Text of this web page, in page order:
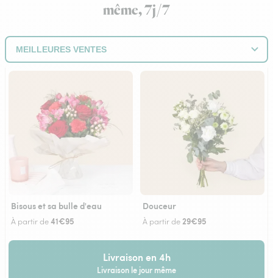
même, 7j/7
Bisous et sa bulle d'eau
À partir de41€95
Douceur
À partir de 29€95
Livraison en 4h
Livraison le jour même